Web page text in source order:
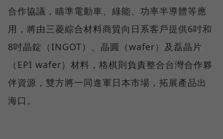
合作協議，瞄準電動車、綠能、功率半導體等應
用，將由三菱綜合材料商貿向日系客戶提供6吋和
8吋晶錠（INGOT）、晶圓（wafer）及磊晶片
（EPI wafer）材料，格棋則負責整合台灣合作夥
伴資源，雙方將一同進軍日本市場，拓展產品出
海口。